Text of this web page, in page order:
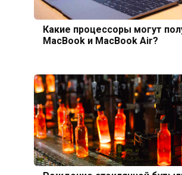
Какие процессоры могут
MacBook и MacBook Air?